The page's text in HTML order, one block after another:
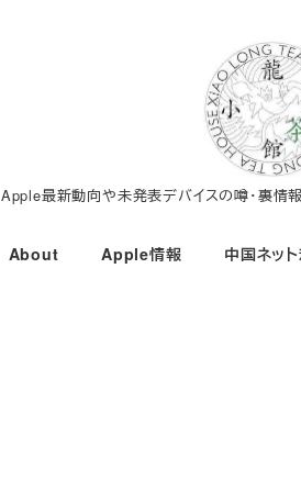
Apple最新動向や未発表デバイスの噂・裏情
About Apple情報 中国ネッ